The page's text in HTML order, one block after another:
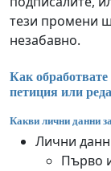
тези промени
незабавно.
Как
петиция или
Какви лични данни
Лични
Първо